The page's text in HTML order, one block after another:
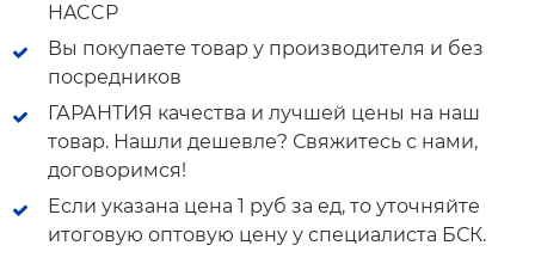
HACCP
Вы покупаете товар у производителя и без
посредников
ГАРАНТИЯ качества и лучшей цены на наш
товар. Нашли дешевле? Свяжитесь с нами,
договоримся!
Если указана цена 1 руб за ед, то уточняйте
итоговую оптовую цену у специалиста БСК.